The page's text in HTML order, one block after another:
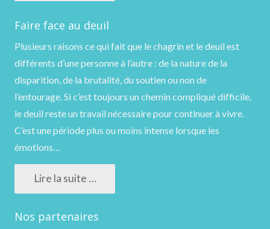
Faire face au deuil
Plusieurs raisons ce qui fait que le chagrin et le deuil est
différents d’une personne à l’autre : de la nature de la
disparition, de la brutalité, du soutien ou non de
l’entourage. Si c’est toujours un chemin compliqué difficile,
le deuil reste un travail nécessaire pour continuer à vivre.
C’est une période plus ou moins intense lorsque les
émotions…
Lire la suite …
Nos partenaires